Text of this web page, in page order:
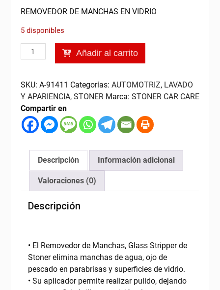
REMOVEDOR DE MANCHAS EN VIDRIO
5 disponibles
Removedor
de
de
Agua,
STONER
cantidad
Añadir al carrito
SKU: A-91411 Categorías: AUTOMOTRIZ, LAVADO
Y APARIENCIA, STONER Marca: STONER CAR CARE
Compartir en
Descripción Información adicional
Valoraciones (0)
Descripción
• El Removedor de Manchas, Glass Stripper de
Stoner elimina manchas de agua, ojo de
pescado en parabrisas y superficies de vidrio.
• Su aplicador permite realizar pulido, dejando